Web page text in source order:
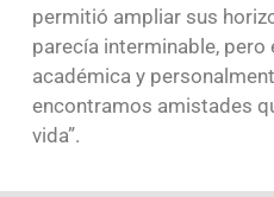
permitió ampliar sus
parecía interminable, pero
académica y
encontramos amistades
vida”.